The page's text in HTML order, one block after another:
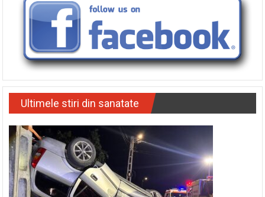
Ultimele stiri din sanatate